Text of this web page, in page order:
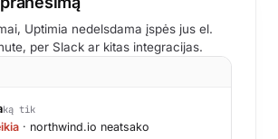
Uptimia nedelsdama įspės jus el.
per Slack ar kitas integracijas.
ką tik
· northwind.io neatsako